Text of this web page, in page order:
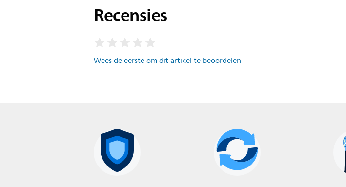
Recensies
Wees de eerste om dit artikel te beoordelen